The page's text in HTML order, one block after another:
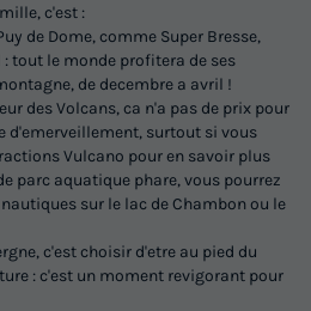
c'est :
de Dome, comme Super Bresse,
tout le monde profitera de ses
de decembre a avril !
des Volcans, ca n'a pas de prix pour
d'emerveillement, surtout si vous
Vulcano pour en savoir plus
parc aquatique phare, vous pourrez
sur le lac de Chambon ou le
c'est choisir d'etre au pied du
: c'est un moment revigorant pour